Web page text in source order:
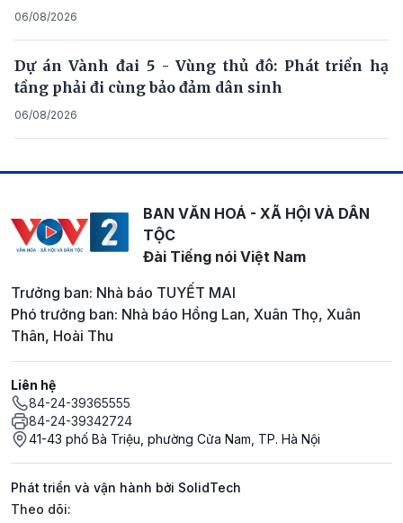
06/08/2026
Dự án Vành đai 5 - Vùng thủ đô: Phát triển hạ
tầng phải đi cùng bảo đảm dân sinh
06/08/2026
BAN VĂN HOÁ - XÃ HỘI VÀ DÂN
TỘC
Đài Tiếng nói Việt Nam
Trưởng ban: Nhà báo TUYẾT MAI
Phó trưởng ban: Nhà báo Hồng Lan, Xuân Thọ, Xuân
Thân, Hoài Thu
Liên hệ
84-24-39365555
84-24-39342724
41-43 phố Bà Triệu, phường Cửa Nam, TP. Hà Nội
Phát triển và vận hành bởi SolidTech
Mạng xã hội
Theo dõi: